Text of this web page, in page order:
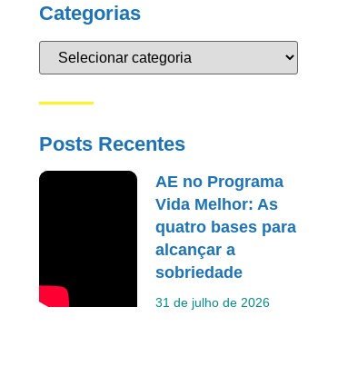
Categorias
Posts Recentes
AE no Programa
Vida Melhor: As
quatro bases para
alcançar a
sobriedade
31 de julho de 2026